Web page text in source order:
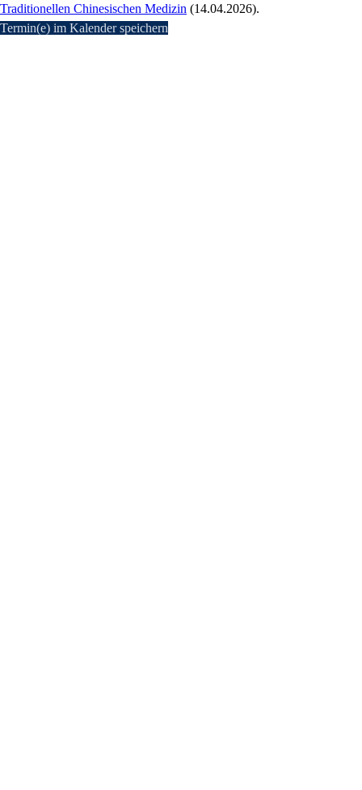
Traditionellen Chinesischen Medizin (14.04.2026).
Termin(e) im Kalender speichern